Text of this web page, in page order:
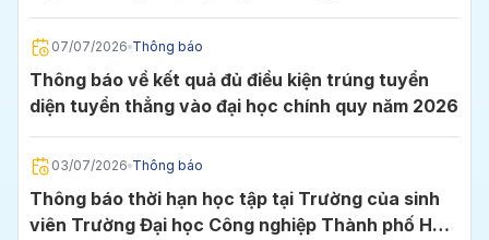
07/07/2026 Thông báo
Thông báo về kết quả đủ điều kiện trúng tuyển
diện tuyển thẳng vào đại học chính quy năm 2026
03/07/2026 Thông báo
Thông báo thời hạn học tập tại Trường của sinh
viên Trường Đại học Công nghiệp Thành phố Hồ